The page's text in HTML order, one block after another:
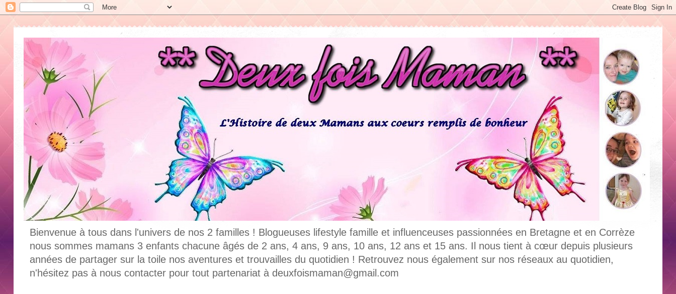
Bienvenue à tous dans l'univers de nos 2 familles ! Blogueuses lifestyle famille et influenceuses passionnées en Bretagne et en Corrèze
nous sommes mamans 3 enfants chacune âgés de 2 ans, 4 ans, 9 ans, 10 ans, 12 ans et 15 ans. Il nous tient à cœur depuis plusieurs
années de partager sur la toile nos aventures et trouvailles du quotidien ! Retrouvez nous également sur nos réseaux au quotidien,
n'hésitez pas à nous contacter pour tout partenariat à deuxfoismaman@gmail.com